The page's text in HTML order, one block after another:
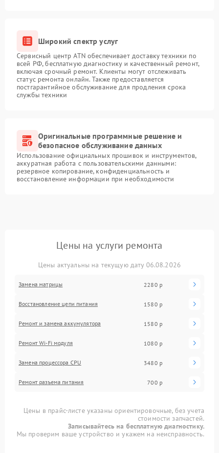
Широкий спектр услуг
Сервисный центр ATN обеспечивает доставку техники по
всей РФ, бесплатную диагностику и качественный ремонт,
включая срочный ремонт. Клиенты могут отслеживать
статус ремонта онлайн. Также предоставляется
постгарантийное обслуживание для продления срока
службы техники
Оригинальные программные решение и
безопасное обслуживание данных
Использование официальных прошивок и инструментов,
аккуратная работа с пользовательскими данными:
резервное копирование, конфиденциальность и
восстановление информации при необходимости
Цены на услуги ремонта
Цены актуальны на текущую дату 06.08.2026
Замена матрицы 2280 р
Восстановление цепи питания 1580 р
Ремонт и замена аккумулятора 1580 р
Ремонт Wi-Fi модуля 1080 р
Замена процессора CPU 3480 р
Ремонт разъема питания 700 р
Цены в прайс-листе указаны ориентировочные, без учета
стоимости запчастей.
Записывайтесь на бесплатную диагностику.
Мы проверим ваше устройство и укажем на неисправность.